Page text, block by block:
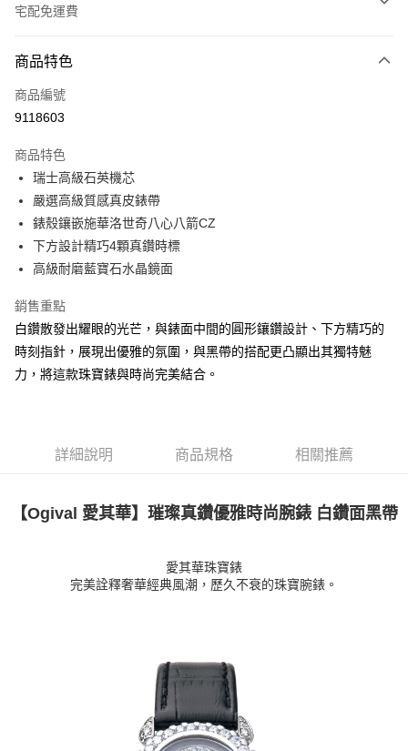
宅配免運費
信用卡一次付款
運送方式
宅配
免運費
商品特色
商品編號
9118603
商品特色
瑞士高級石英機芯
嚴選高級質感真皮錶帶
錶殼鑲嵌施華洛世奇八心八箭CZ
下方設計精巧4顆真鑽時標
高級耐磨藍寶石水晶鏡面
銷售重點
白鑽散發出耀眼的光芒，與錶面中間的圓形鑲鑽設計、下方精巧的
時刻指針，展現出優雅的氛圍，與黑帶的搭配更凸顯出其獨特魅
力，將這款珠寶錶與時尚完美結合。
詳細說明 商品規格 相關推薦
【Ogival 愛其華】 璀璨真鑽優雅時尚腕錶 白鑽面黑帶
愛其華珠寶錶
完美詮釋奢華經典風潮，歷久不衰的珠寶腕錶。